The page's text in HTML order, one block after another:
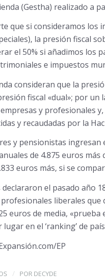
(Gestha) realizado a
que si consideramos
la presión fiscal
el 50% si añadimos los
e impuestos
consideran que la
fiscal «dual»; por
y profesionales
y recaudadas por la
y pensionistas
de 4.875 euros
euros más, si se
el pasado año
liberales
euros de media,
en el ‘ranking’ de
EP
/ POR DECYDE